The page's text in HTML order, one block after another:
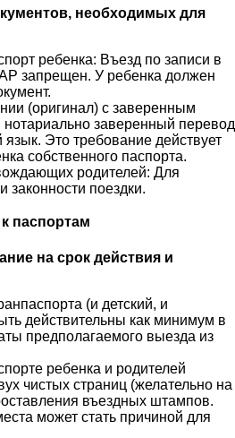
необходимых для
ребенка: Въезд по записи в
запрещен. У ребенка должен
(оригинал) с заверенным
заверенный перевод
язык. Это требование действует
собственного паспорта.
родителей: Для
законности поездки.
паспортам
на срок действия и
(и детский, и
действительны как минимум в
предполагаемого выезда из
ребенка и родителей
чистых страниц (желательно на
въездных штампов.
может стать причиной для